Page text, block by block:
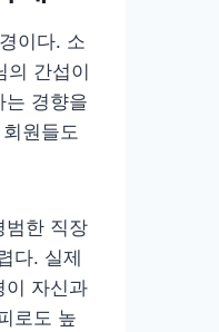
이다. 소
의 간섭이
는 경향을
원들도
범한 직장
다. 실제
이 자신과
로도 높